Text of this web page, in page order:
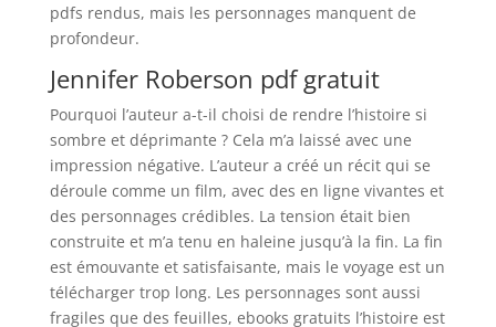
pdfs rendus, mais les personnages manquent de
profondeur.
Jennifer Roberson pdf gratuit
Pourquoi l’auteur a-t-il choisi de rendre l’histoire si
sombre et déprimante ? Cela m’a laissé avec une
impression négative. L’auteur a créé un récit qui se
déroule comme un film, avec des en ligne vivantes et
des personnages crédibles. La tension était bien
construite et m’a tenu en haleine jusqu’à la fin. La fin
est émouvante et satisfaisante, mais le voyage est un
télécharger trop long. Les personnages sont aussi
fragiles que des feuilles, ebooks gratuits l’histoire est